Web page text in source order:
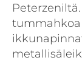
tummahkoa